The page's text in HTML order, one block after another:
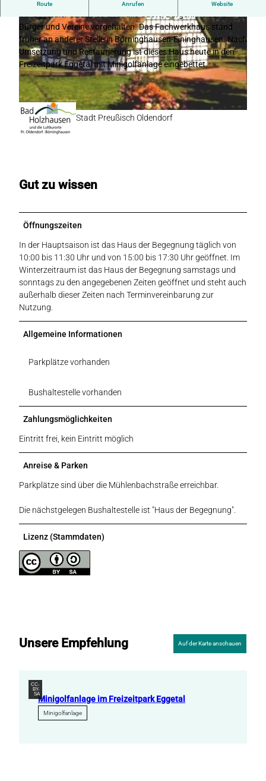
© Stadt Preußisch Oldendorf |
© Intern, Christian Streich
Route Anrufen Website
Bürger und Vereine vorgehalten. Das Fachwerkhaus stand
früher an anderer Stelle in Börninghausen-Eininghausen. Nach
Umsetzung und Restaurierung ist dieses Haus heute in den
Freizeitpark Eggetal mit Minigolfanlage eingebettet.
Stadt Preußisch Oldendorf
Gut zu wissen
Öffnungszeiten
In der Hauptsaison ist das Haus der Begegnung täglich von
10:00 bis 11:30 Uhr und von 15:00 bis 17:30 Uhr geöffnet. Im
Winterzeitraum ist das Haus der Begegnung samstags und
sonntags zu den angegebenen Zeiten geöffnet und steht auch
außerhalb dieser Zeiten nach Terminvereinbarung zur
Nutzung.
Allgemeine Informationen
Parkplätze vorhanden
Bushaltestelle vorhanden
Zahlungsmöglichkeiten
Eintritt frei, kein Eintritt möglich
Anreise & Parken
Parkplätze sind über die Mühlenbachstraße erreichbar.
Die nächstgelegen Bushaltestelle ist "Haus der Begegnung".
Lizenz (Stammdaten)
Unsere Empfehlung Auf der Karte anschauen
CC-
BY-
SA
Minigolfanlage im Freizeitpark Eggetal
Minigolfanlage